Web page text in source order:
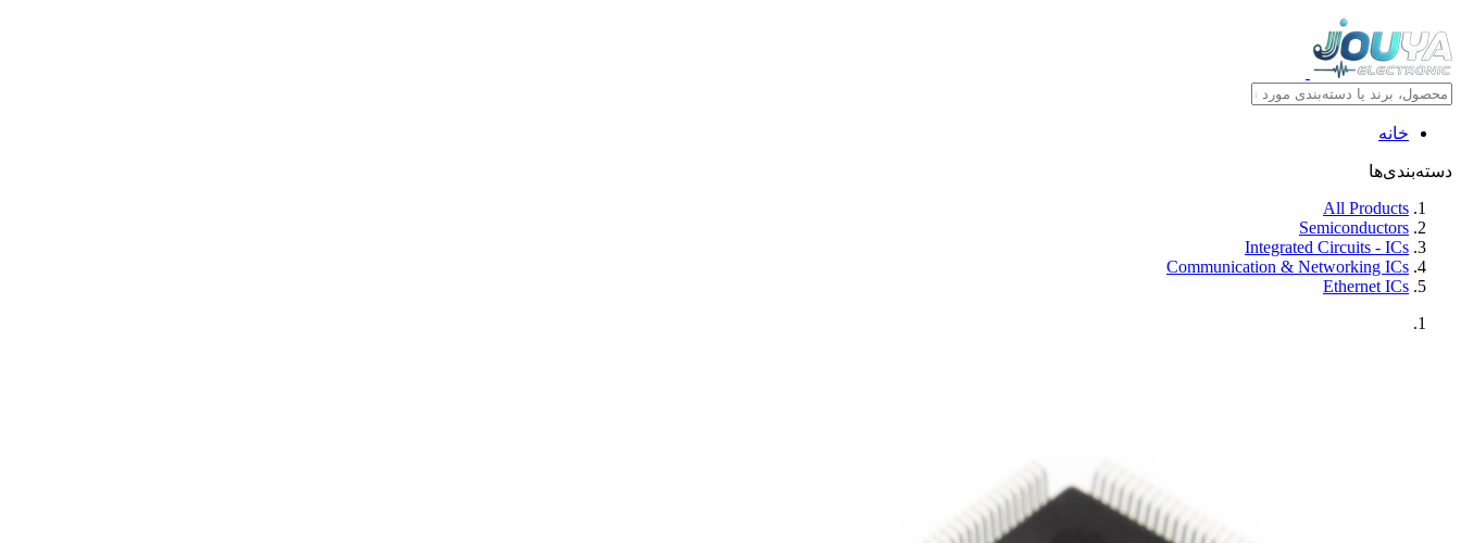
خانه
دسته‌بندی‌ها
All Products
Semiconductors
Integrated Circuits - ICs
Communication & Networking ICs
Ethernet ICs